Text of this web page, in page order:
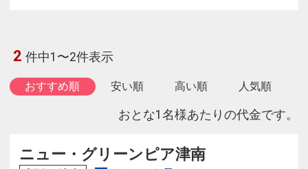
2 件中1〜2件表示
おすすめ順 安い順 高い順 人気順
おとな1名様あたりの代金です。
ニュー・グリーンピア津南